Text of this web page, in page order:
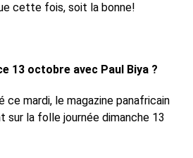
cette fois, soit la bonne!
13 octobre avec Paul Biya ?
ce mardi, le magazine panafricain
sur la folle journée dimanche 13